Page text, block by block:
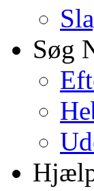
Søg